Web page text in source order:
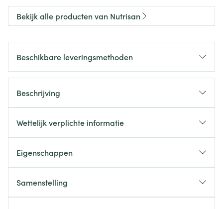
Bekijk alle producten van Nutrisan
Beschikbare leveringsmethoden
Beschrijving
Wettelijk verplichte informatie
Eigenschappen
Samenstelling